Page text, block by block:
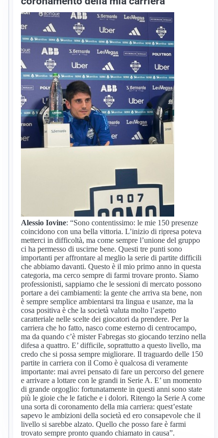
Alessio Iovine: “Sono contentissimo: le mie 150 presenze
coincidono con una bella vittoria. L’inizio di ripresa poteva
metterci in difficoltà, ma come sempre l’unione del gruppo
ci ha permesso di uscirne bene. Questi tre punti sono
importanti per affrontare al meglio la serie di partite difficili
che abbiamo davanti. Questo è il mio primo anno in questa
categoria, ma cerco sempre di farmi trovare pronto. Siamo
professionisti, sappiamo che le sessioni di mercato possono
portare a dei cambiamenti: la gente che arriva sta bene, non
è sempre semplice ambientarsi tra lingua e usanze, ma la
cosa positiva è che la società valuta molto l’aspetto
caratteriale nelle scelte dei giocatori da prendere. Per la
carriera che ho fatto, nasco come esterno di centrocampo,
ma da quando c’è mister Fabregas sto giocando terzino nella
difesa a quattro. E’ difficile, soprattutto a questo livello, ma
credo che si possa sempre migliorare. Il traguardo delle 150
partite in carriera con il Como è qualcosa di veramente
importante: mai avrei pensato di fare un percorso del genere
e arrivare a lottare con le grandi in Serie A. E’ un momento
di grande orgoglio: fortunatamente in questi anni sono state
più le gioie che le fatiche e i dolori. Ritengo la Serie A come
una sorta di coronamento della mia carriera: quest’estate
sapevo le ambizioni della società ed ero consapevole che il
livello si sarebbe alzato. Quello che posso fare è farmi
trovato sempre pronto quando chiamato in causa”.